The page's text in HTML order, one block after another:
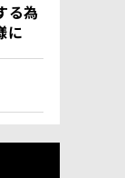
る為
に